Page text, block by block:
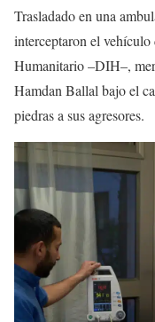
Trasladado en una
interceptaron el
Humanitario –DIH–,
Hamdan Ballal bajo el
piedras a sus agresores.